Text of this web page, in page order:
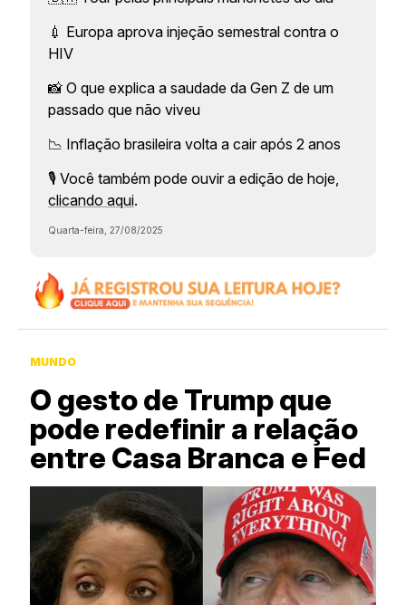
💉 Europa aprova injeção semestral contra o
HIV
📸 O que explica a saudade da Gen Z de um
passado que não viveu
📉 Inflação brasileira volta a cair após 2 anos
🎙️ Você também pode ouvir a edição de hoje,
clicando aqui.
Quarta-feira, 27/08/2025
MUNDO
O gesto de Trump que
pode redefinir a relação
entre Casa Branca e Fed